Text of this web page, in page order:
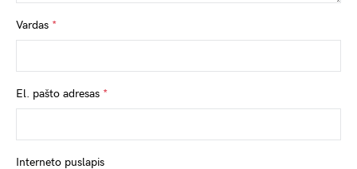
Vardas *
El. pašto adresas *
Interneto puslapis